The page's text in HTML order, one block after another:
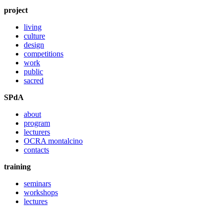
project
living
culture
design
competitions
work
public
sacred
SPdA
about
program
lecturers
OCRA montalcino
contacts
training
seminars
workshops
lectures